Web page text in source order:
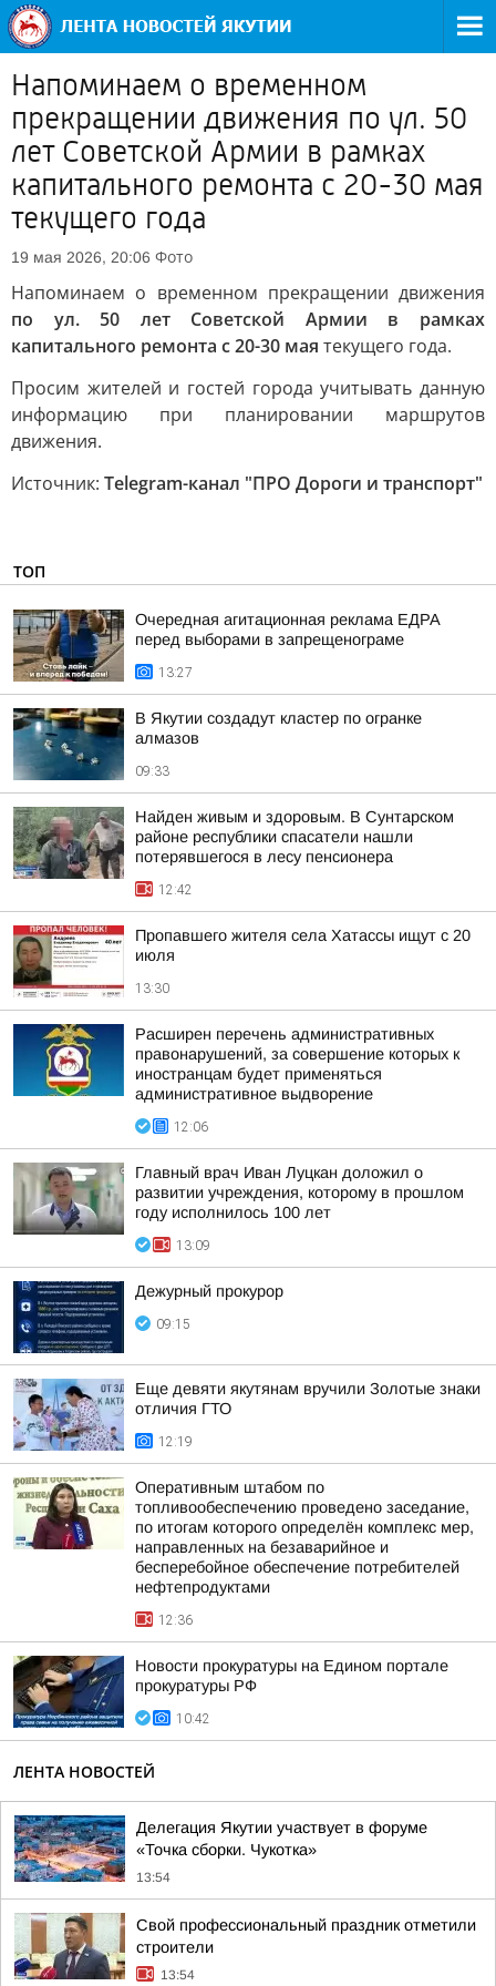
Напоминаем о временном
прекращении движения по ул. 50
лет Советской Армии в рамках
капитального ремонта с 20-30 мая
текущего года
19 мая 2026, 20:06 Фото
Напоминаем о временном прекращении движения
по ул. 50 лет Советской Армии в рамках
капитального ремонта с 20-30 мая текущего года.
Просим жителей и гостей города учитывать данную
информацию при планировании маршрутов
движения.
Источник: Telegram-канал "ПРО Дороги и транспорт"
ТОП
Очередная агитационная реклама ЕДРА
перед выборами в запрещенограме
13:27
В Якутии создадут кластер по огранке
алмазов
09:33
Найден живым и здоровым. В Сунтарском
районе республики спасатели нашли
потерявшегося в лесу пенсионера
12:42
Пропавшего жителя села Хатассы ищут с 20
июля
13:30
Расширен перечень административных
правонарушений, за совершение которых к
иностранцам будет применяться
административное выдворение
12:06
Главный врач Иван Луцкан доложил о
развитии учреждения, которому в прошлом
году исполнилось 100 лет
13:09
Дежурный прокурор
09:15
Еще девяти якутянам вручили Золотые знаки
отличия ГТО
12:19
Оперативным штабом по
топливообеспечению проведено заседание,
по итогам которого определён комплекс мер,
направленных на безаварийное и
бесперебойное обеспечение потребителей
нефтепродуктами
12:36
Новости прокуратуры на Едином портале
прокуратуры РФ
10:42
ЛЕНТА НОВОСТЕЙ
Делегация Якутии участвует в форуме
«Точка сборки. Чукотка»
13:54
Свой профессиональный праздник отметили
строители
13:54